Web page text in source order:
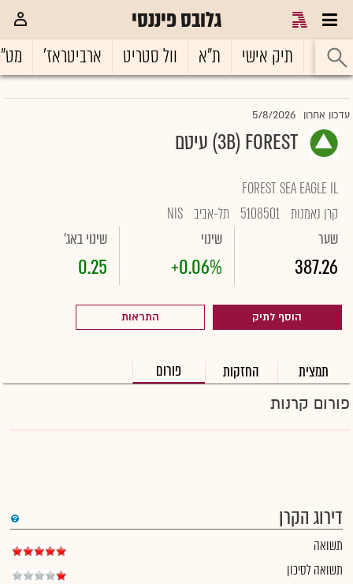
גלובס פיננסי
ראשי תיק אישי ת"א וול סטריט ארביטראז'
עדכון אחרון 5/8/2026
3B) FOREST) עיטם
FOREST SEA EAGLE IL
קרן נאמנות 5108501 תל-אביב NIS
שער
387.26
שינוי
+0.06%
שינוי באג'
0.25
הוסף לתיק התראות
תמצית החזקות פורום
פורום קרנות
דירוג הקרן
תשואה
תשואה לסיכון